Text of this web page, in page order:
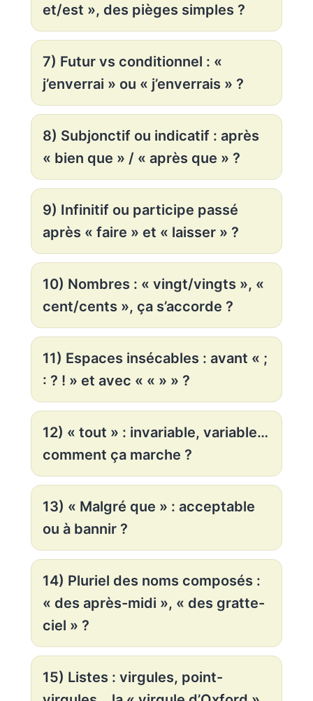
et/est », des pièges simples ?
7) Futur vs conditionnel : «
j’enverrai » ou « j’enverrais » ?
8) Subjonctif ou indicatif : après
« bien que » / « après que » ?
9) Infinitif ou participe passé
après « faire » et « laisser » ?
10) Nombres : « vingt/vingts », «
cent/cents », ça s’accorde ?
11) Espaces insécables : avant « ;
: ? ! » et avec « « » » ?
12) « tout » : invariable, variable…
comment ça marche ?
13) « Malgré que » : acceptable
ou à bannir ?
14) Pluriel des noms composés :
« des après-midi », « des gratte-
ciel » ?
15) Listes : virgules, point-